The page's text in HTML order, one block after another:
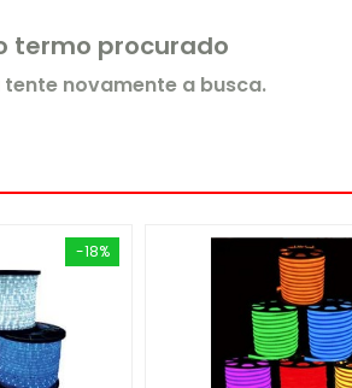
termo procurado
novamente a busca.
-18%